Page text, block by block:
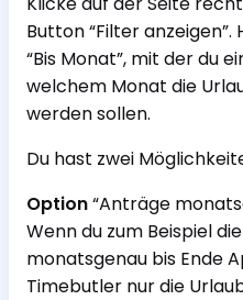
Button “Filter
“Bis Monat”, mit der du
welchem Monat die
werden sollen.
Du hast zwei
Option“Anträge
Wenn du zum Beispiel
monatsgenau bis Ende
Timebutler nur die